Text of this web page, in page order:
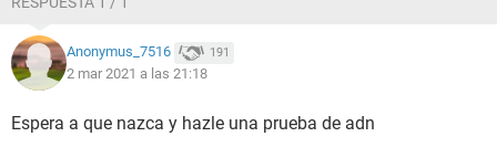
Anonymus_7516 191
2 mar 2021 a las 21:18
Espera a que nazca y hazle una prueba de adn